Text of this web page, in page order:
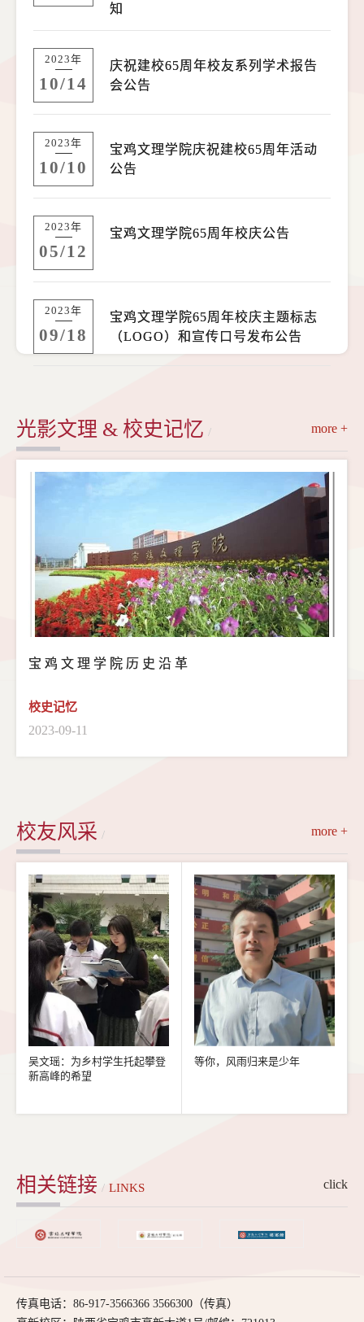
知
2023年
10/14
庆祝建校65周年校友系列学术报告
会公告
2023年
10/10
宝鸡文理学院庆祝建校65周年活动
公告
2023年
05/12
宝鸡文理学院65周年校庆公告
2023年
09/18
宝鸡文理学院65周年校庆主题标志
（LOGO）和宣传口号发布公告
光影文理 & 校史记忆 / more +
宝 鸡 文 理 学 院 历 史 沿 革
校史记忆
2023-09-11
校友风采 / more +
吴文瑶：为乡村学生托起攀登
新高峰的希望
等你，风雨归来是少年
相关链接 / LINKS click
传真电话：86-917-3566366 3566300（传真）